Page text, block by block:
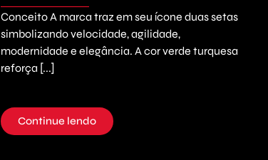
Conceito A marca traz em seu ícone duas setas
simbolizando velocidade, agilidade,
modernidade e elegância. A cor verde turquesa
reforça [...]
Continue lendo